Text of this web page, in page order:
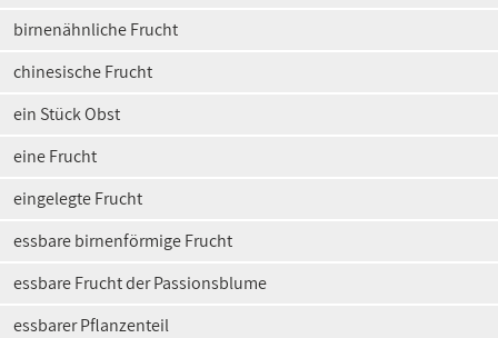
birnenähnliche Frucht
chinesische Frucht
ein Stück Obst
eine Frucht
eingelegte Frucht
essbare birnenförmige Frucht
essbare Frucht der Passionsblume
essbarer Pflanzenteil